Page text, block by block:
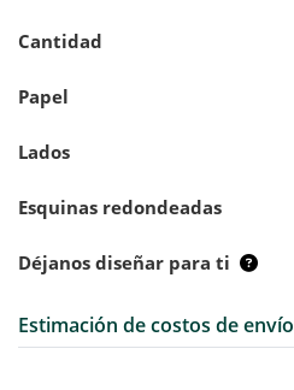
Cantidad
Papel
Lados
Esquinas redondeadas
Déjanos diseñar para ti
Estimación de costos de envío